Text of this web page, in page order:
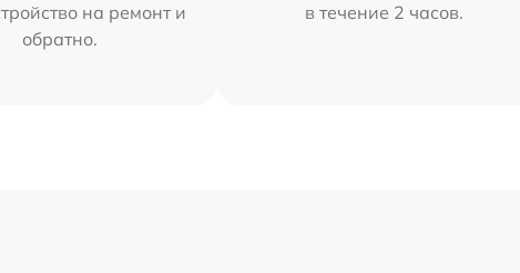
на ремонт и
обратно.
в течение 2 часов.